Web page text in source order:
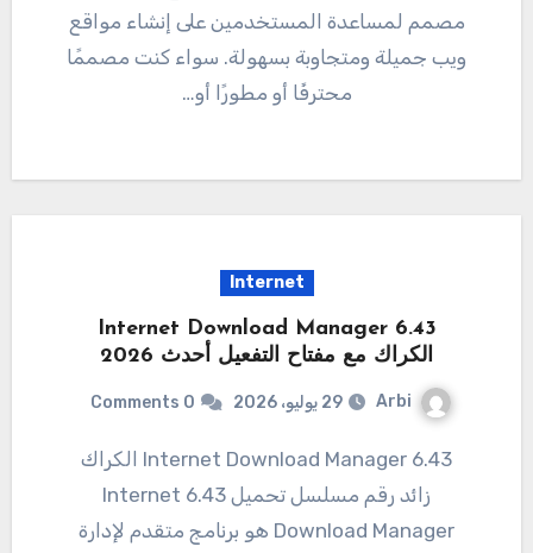
مصمم لمساعدة المستخدمين على إنشاء مواقع
ويب جميلة ومتجاوبة بسهولة. سواء كنت مصممًا
محترفًا أو مطورًا أو…
Internet
6.43 Internet Download Manager
الكراك مع مفتاح التفعيل أحدث 2026
Arbi 29 يوليو، 2026 0 Comments
6.43 Internet Download Manager الكراك
زائد رقم مسلسل تحميل 6.43 Internet
Download Manager هو برنامج متقدم لإدارة